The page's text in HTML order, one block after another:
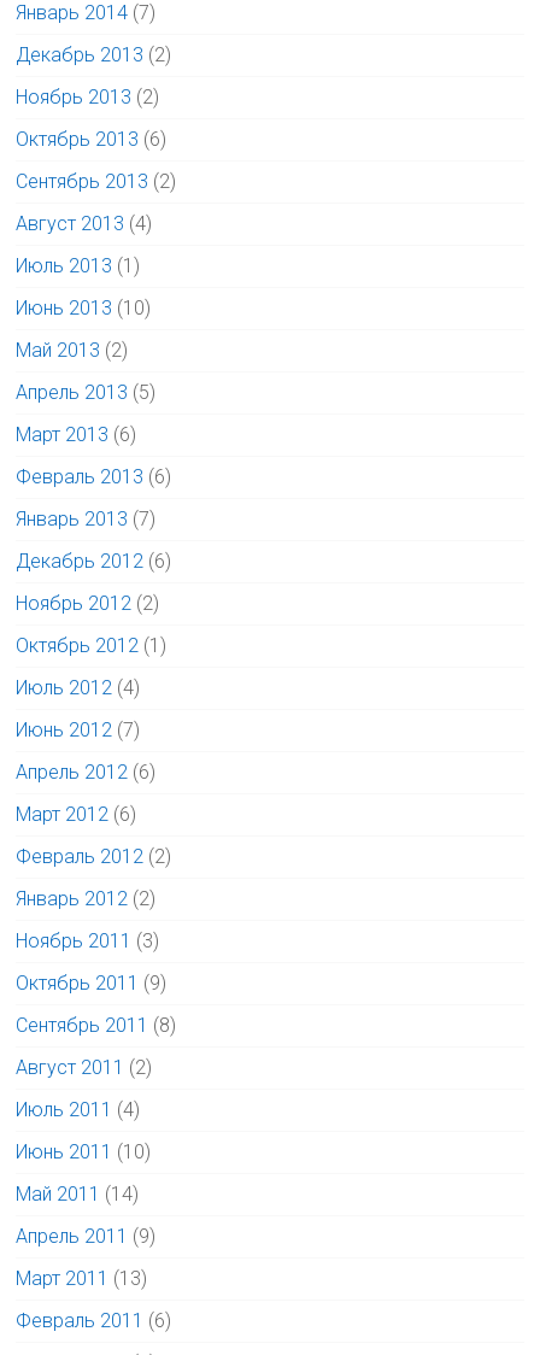
Январь 2014 (7)
Декабрь 2013 (2)
Ноябрь 2013 (2)
Октябрь 2013 (6)
Сентябрь 2013 (2)
Август 2013 (4)
Июль 2013 (1)
Июнь 2013 (10)
Май 2013 (2)
Апрель 2013 (5)
Март 2013 (6)
Февраль 2013 (6)
Январь 2013 (7)
Декабрь 2012 (6)
Ноябрь 2012 (2)
Октябрь 2012 (1)
Июль 2012 (4)
Июнь 2012 (7)
Апрель 2012 (6)
Март 2012 (6)
Февраль 2012 (2)
Январь 2012 (2)
Ноябрь 2011 (3)
Октябрь 2011 (9)
Сентябрь 2011 (8)
Август 2011 (2)
Июль 2011 (4)
Июнь 2011 (10)
Май 2011 (14)
Апрель 2011 (9)
Март 2011 (13)
Февраль 2011 (6)